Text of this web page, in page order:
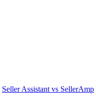
Seller Assistant vs SellerAmp